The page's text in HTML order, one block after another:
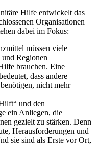
Hilfe entwickelt das
Organisationen
dabei im Fokus:
müssen viele
Regionen
brauchen. Eine
dass andere
nicht mehr
und den
ein Anliegen, die
gezielt zu stärken. Denn
Herausforderungen und
sie sind als Erste vor Ort,